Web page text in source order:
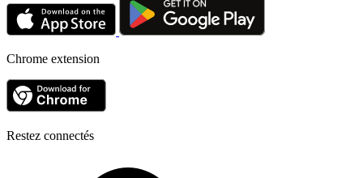
Chrome extension
Restez connectés